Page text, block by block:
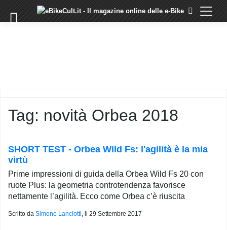
×
TUTORIAL
DI
CONTATTI
PRIVACY
POLICY
Tag: novità Orbea 2018
SHORT TEST - Orbea Wild Fs: l'agilità è la mia
virtù
Prime impressioni di guida della Orbea Wild Fs 20 con
ruote Plus: la geometria controtendenza favorisce
nettamente l’agilità. Ecco come Orbea c’è riuscita
Scritto da Simone Lanciotti, il 29 Settembre 2017